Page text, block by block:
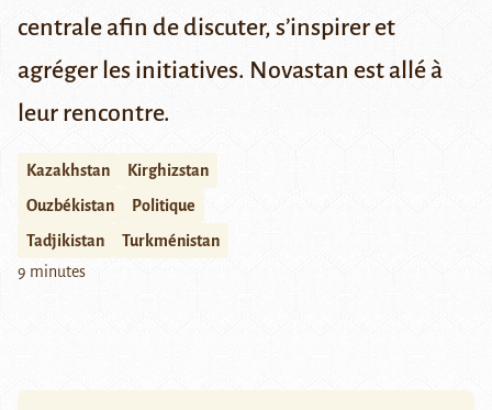
centrale afin de discuter, s’inspirer et
agréger les initiatives. Novastan est allé à
leur rencontre.
Kazakhstan
Kirghizstan
Ouzbékistan
Politique
Tadjikistan
Turkménistan
9 minutes